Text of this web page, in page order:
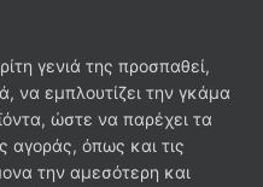
γενιά της προσπαθεί,
να εμπλουτίζει την γκάμα
ώστε να παρέχει τα
αγοράς, όπως και τις
την αμεσότερη και